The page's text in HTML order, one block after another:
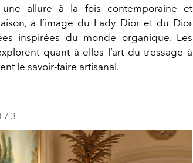
allure à la fois contemporaine et
à l’image du Lady Dioret du Dior
inspirées du monde organique. Les
quant à elles l’art du tressage à
le savoir-faire artisanal.
/ 3